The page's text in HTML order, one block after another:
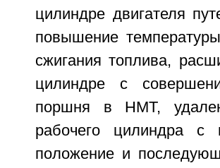
цилиндре двигателя
повышение
сжигания топлива,
цилиндре с
поршня в НМТ,
рабочего цилиндра с
положение и